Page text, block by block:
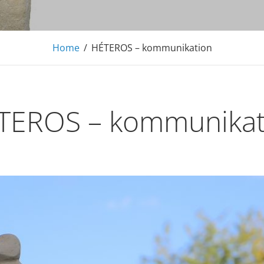
Home / HÉTEROS – kommunikation
–